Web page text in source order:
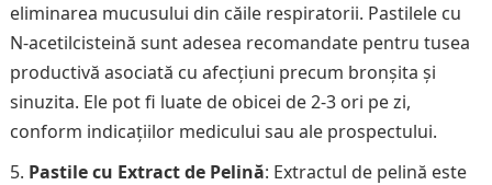
eliminarea mucusului din căile respiratorii. Pastilele cu
N-acetilcisteină sunt adesea recomandate pentru tusea
productivă asociată cu afecțiuni precum bronșita și
sinuzita. Ele pot fi luate de obicei de 2-3 ori pe zi,
conform indicațiilor medicului sau ale prospectului.
Pastile cu Extract de Pelină: Extractul de pelină este